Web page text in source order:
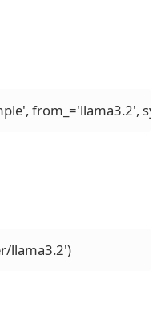
from_='llama3.2',
llama3.2')